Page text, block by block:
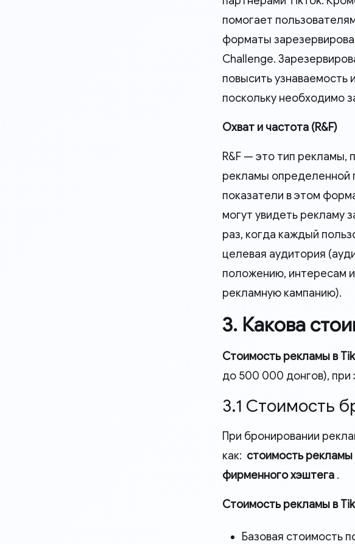
помогает
форматы
Challenge.
повысить узнаваемость
поскольку необходимо
Охват и частота (R&F)
R&F — это тип рекламы,
рекламы определенной
показатели в этом
могут увидеть рекламу
раз, когда каждый
целевая аудитория
положению, интересам
рекламную кампанию).
3. Какова
Стоимость рекламы в
до 500 000 донгов), при
3.1 Стоимость
При бронировании
как: стоимость рекламы
фирменного хэштега .
Стоимость рекламы в
Базовая стоимость